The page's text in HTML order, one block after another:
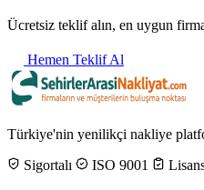
Ücretsiz teklif alın, en uygun
Hemen Teklif Al
Türkiye'nin yenilikçi nakliye
Sigortalı
ISO 9001